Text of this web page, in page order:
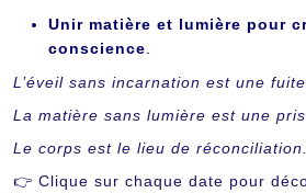
Unir matière et lumière pour
conscience
L’éveil sans incarnation est une fuite.
La matière sans lumière est une
Le corps est le lieu de réconciliation.
👉 Clique sur chaque date pour